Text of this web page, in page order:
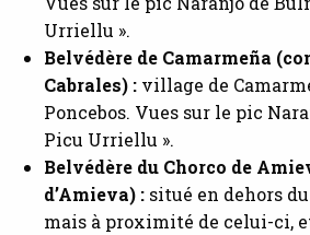
Urriellu ».
Belvédère de Camarmeña
Cabrales) : village de
Poncebos. Vues sur le pic
Picu Urriellu ».
Belvédère du Chorco de
d’Amieva) : situé en dehors
mais à proximité de celui-ci,